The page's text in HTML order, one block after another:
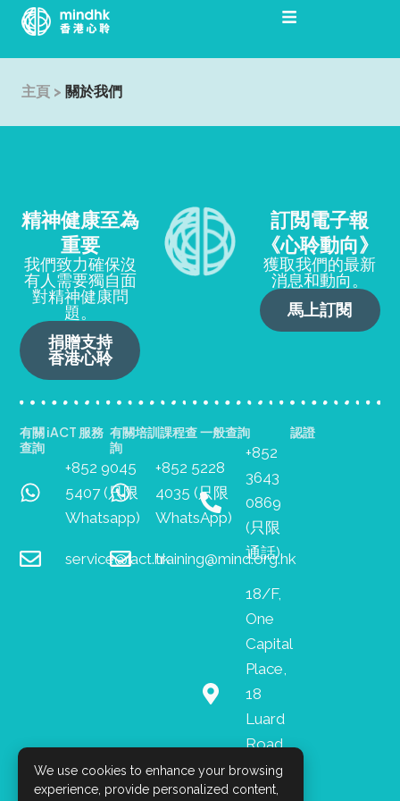
主
主頁 > 關於我們
精神健康至為
重要
我們致力確保沒
有人需要獨自面
對精神健康問
題。
捐贈支持
香港心聆
訂閲電子報
《心聆動向》
獲取我們的最新
消息和動向。
馬上訂閱
有關 iACT 服務
查詢
+852 9045
5407 (只限
Whatsapp)
service@iact.hk
有關培訓課程查
詢
+852 5228
4035 (只限
WhatsApp)
training@mind.org.hk
一般查詢
+852
3643
0869
(只限
通話)
18/F,
One
Capital
Place,
18
Luard
Road,
Wan
Chai
認證
We use cookies to enhance your browsing
experience, provide personalized content,